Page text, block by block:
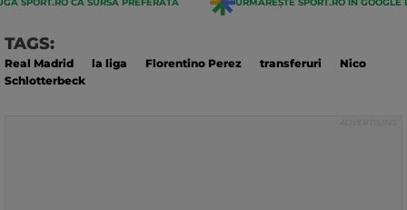
SPORT.RO CA SURSĂ PREFERATĂ URMĂREȘTE SPORT.RO ÎN GOOGLE
TAGS:
Real Madrid la liga Florentino Perez transferuri
Nico
Schlotterbeck